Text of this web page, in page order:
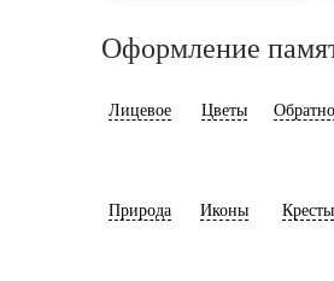
Оформление
Лицевое Цветы
Природа Иконы Кресты